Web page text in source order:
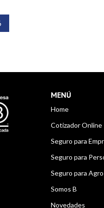
MENÚ
Home
Cotizador Online
Seguro para
Seguro para
Seguro para Agro
Somos B
Novedades